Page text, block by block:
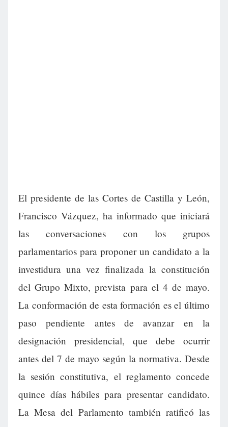
El presidente de las Cortes de Castilla y León,
Francisco Vázquez, ha informado que iniciará
las conversaciones con los grupos
parlamentarios para proponer un candidato a la
investidura una vez finalizada la constitución
del Grupo Mixto, prevista para el 4 de mayo.
La conformación de esta formación es el último
paso pendiente antes de avanzar en la
designación presidencial, que debe ocurrir
antes del 7 de mayo según la normativa. Desde
la sesión constitutiva, el reglamento concede
quince días hábiles para presentar candidato.
La Mesa del Parlamento también ratificó las